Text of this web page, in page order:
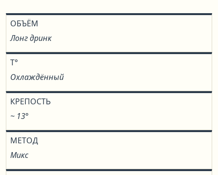
ОБЪЁМ
Лонг дринк
T°
Охлаждённый
КРЕПОСТЬ
~ 13°
МЕТОД
Микс